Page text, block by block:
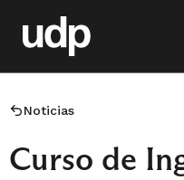
Noticias
Curso de